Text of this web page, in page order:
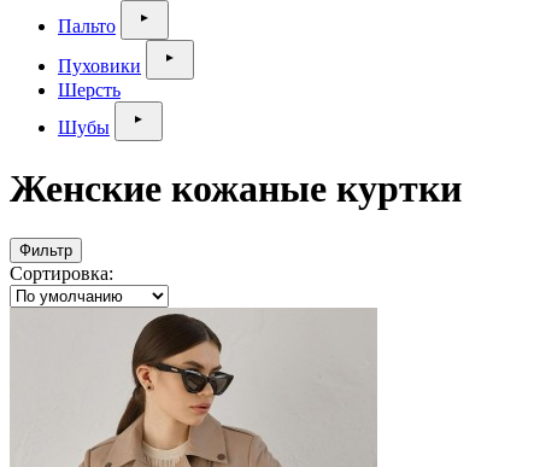
Пальто
Пуховики
Шерсть
Шубы
Женские кожаные куртки
Фильтр
Сортировка: